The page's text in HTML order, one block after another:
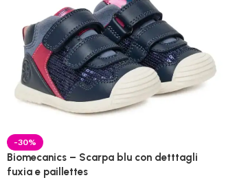
-30%
Biomecanics – Scarpa blu con detttagli
fuxia e paillettes